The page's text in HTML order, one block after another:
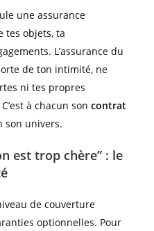
une assurance
tes objets, ta
L’assurance du
de ton intimité, ne
ni tes propres
à chacun son contrat
son univers.
est trop chère” : le
de couverture
optionnelles. Pour